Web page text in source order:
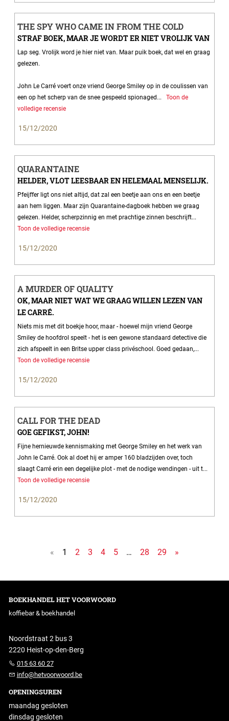
THE SPY WHO CAME IN FROM THE COLD
STRAF BOEK, MAAR JE WORDT ER NIET VROLIJK VAN
Lap seg. Vrolijk word je hier niet van. Maar puik boek, dat wel en graag
gelezen.
John Le Carré voert onze vriend George Smiley op in de coulissen van
een op het scherp van de snee gespeeld spionaged...
Toon de
volledige recensie
15/12/2020
QUARANTAINE
HELDER, VLOT LEESBAAR EN HELEMAAL MENSELIJK.
Pfeijffer ligt ons niet altijd, dat zal een beetje aan ons en een beetje
aan hem liggen. Maar zijn Quarantaine-dagboek hebben we graag
gelezen. Helder, scherpzinnig en met prachtige zinnen beschrijft...
Toon de volledige recensie
15/12/2020
A MURDER OF QUALITY
OK, MAAR NIET WAT WE GRAAG WILLEN LEZEN VAN
LE CARRÉ.
Niets mis met dit boekje hoor, maar - hoewel mijn vriend George
Smiley de hoofdrol speelt - het is een gewone standaard detective die
zich afspeelt in een Britse upper class privéschool. Goed gedaan,...
Toon de volledige recensie
15/12/2020
CALL FOR THE DEAD
GOE GEFIKST, JOHN!
Fijne hernieuwde kennismaking met George Smiley en het werk van
John le Carré. Ook al doet hij er amper 160 bladzijden over, toch
slaagt Carré erin een degelijke plot - met de nodige wendingen - uit t...
Toon de volledige recensie
15/12/2020
« 1 2 3 4 5 … 28 29 »
BOEKHANDEL HET VOORWOORD
koffiebar & boekhandel
Noordstraat 2 bus 3
2220 Heist-op-den-Berg
015 63 60 27
info@hetvoorwoord.be
OPENINGSUREN
maandag gesloten
dinsdag gesloten